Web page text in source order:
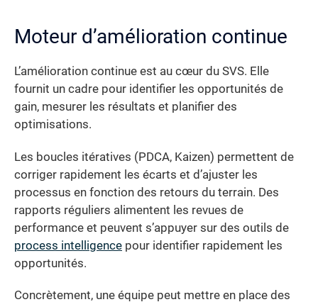
Moteur d’amélioration continue
L’amélioration continue est au cœur du SVS. Elle
fournit un cadre pour identifier les opportunités de
gain, mesurer les résultats et planifier des
optimisations.
Les boucles itératives (PDCA, Kaizen) permettent de
corriger rapidement les écarts et d’ajuster les
processus en fonction des retours du terrain. Des
rapports réguliers alimentent les revues de
performance et peuvent s’appuyer sur des outils de
process intelligence pour identifier rapidement les
opportunités.
Concrètement, une équipe peut mettre en place des